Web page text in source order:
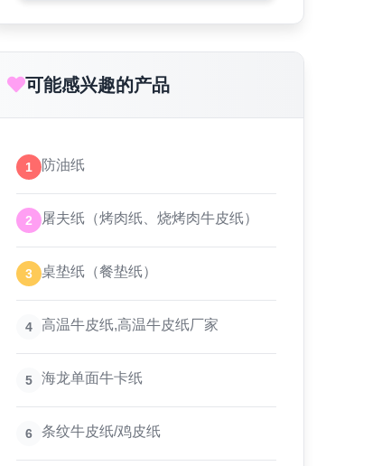
可能感兴趣的产品
1 防油纸
2 屠夫纸（烤肉纸、烧烤肉牛皮纸）
3 桌垫纸（餐垫纸）
4 高温牛皮纸,高温牛皮纸厂家
5 海龙单面牛卡纸
6 条纹牛皮纸/鸡皮纸